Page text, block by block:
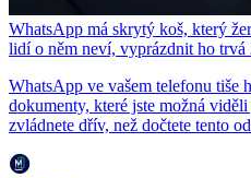
WhatsApp má skrytý koš, který
lidí o něm neví, vyprázdnit ho trvá
WhatsApp ve vašem telefonu tiše
dokumenty, které jste možná
zvládnete dřív, než dočtete tento